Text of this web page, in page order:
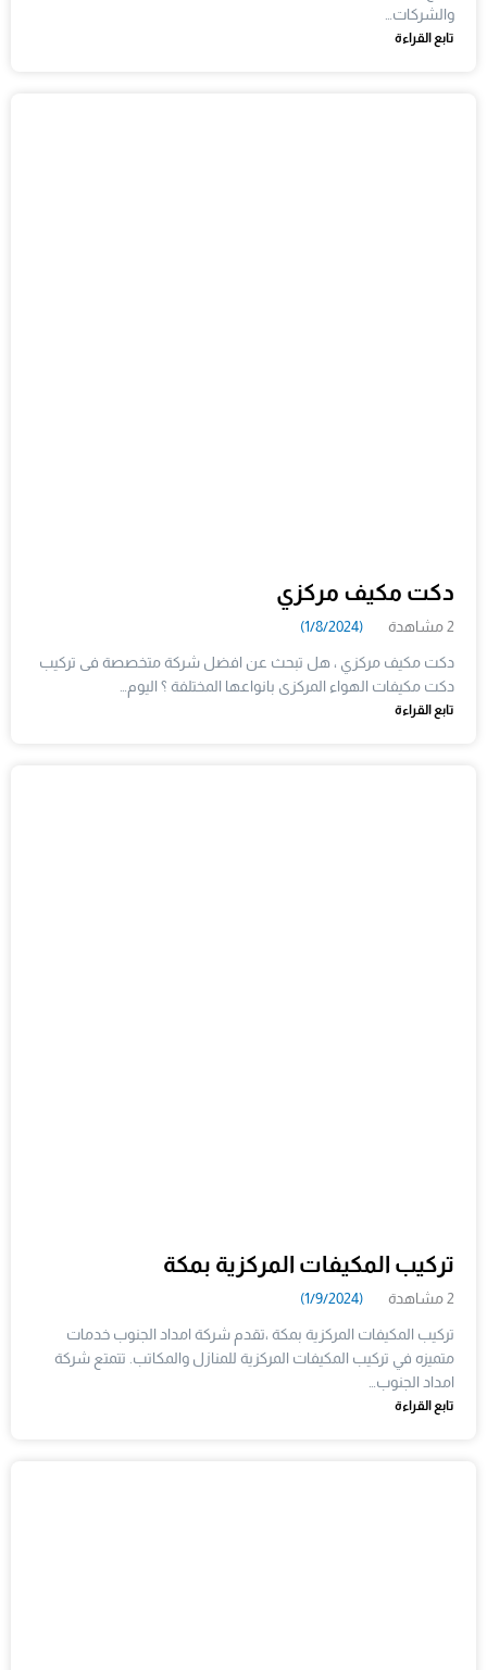
والشركات…
تابع القراءة
دكت مكيف مركزي
2 مشاهدة (1/8/2024)
دكت مكيف مركزي ، هل تبحث عن افضل شركة متخصصة فى تركيب
دكت مكيفات الهواء المركزى بانواعها المختلفة ؟ اليوم…
تابع القراءة
تركيب المكيفات المركزية بمكة
2 مشاهدة (1/9/2024)
تركيب المكيفات المركزية بمكة ،تقدم شركة امداد الجنوب خدمات
متميزه في تركيب المكيفات المركزية للمنازل والمكاتب. تتمتع شركة
امداد الجنوب…
تابع القراءة